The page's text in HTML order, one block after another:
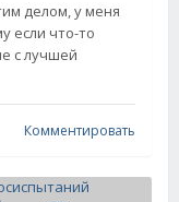
делом, у меня
если что-то
с лучшей
Комментировать